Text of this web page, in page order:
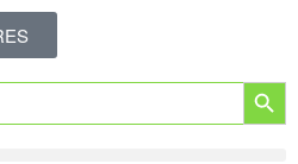
Search Button